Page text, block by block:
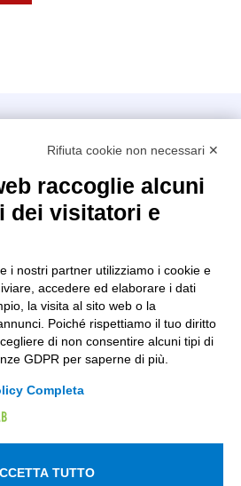
district
Rifiuta cookie non necessari ✕
raccoglie alcuni
dei visitatori e
i nostri partner utilizziamo i cookie e
accedere ed elaborare i dati
la visita al sito web o la
Poiché rispettiamo il tuo diritto
di non consentire alcuni tipi di
GDPR per saperne di più.
Completa
TUTTO